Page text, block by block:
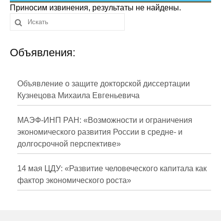
Сотрудники
Отчетность
Противодействие коррупции
Публикации
Научная жизнь
Издания
Проблемы прогнозирования
О журнале
Приносим извинения, результаты не найдены.
Объявления:
Объявление о защите докторской диссертации
Кузнецова Михаила Евгеньевича
МАЭФ-ИНП РАН: «Возможности и ограничения
экономического развития России в средне- и
долгосрочной перспективе»
14 мая ЦДУ: «Развитие человеческого капитала как
фактор экономического роста»